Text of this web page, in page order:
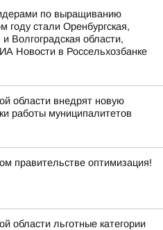
по выращиванию
году стали Оренбургская,
и Волгоградская области,
Новости в Россельхозбанке
области внедрят новую
работы муниципалитетов
правительстве оптимизация!
области льготные категории